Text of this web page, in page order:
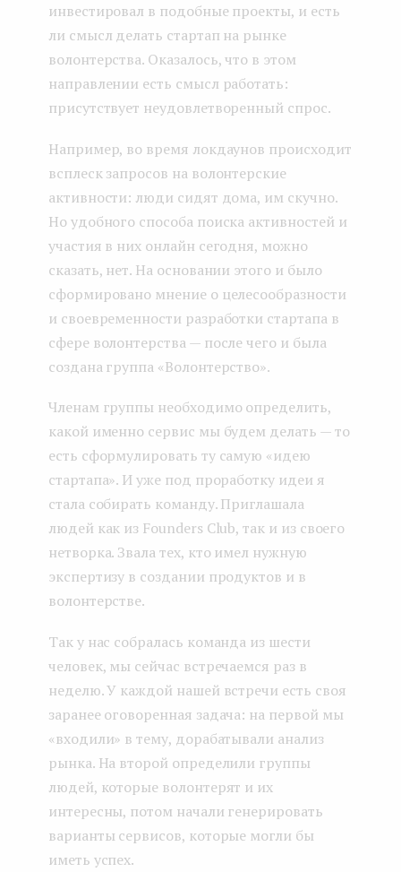
инвестировал в подобные проекты, и есть
ли смысл делать стартап на рынке
волонтерства. Оказалось, что в этом
направлении есть смысл работать:
присутствует неудовлетворенный спрос.
Например, во время локдаунов происходит
всплеск запросов на волонтерские
активности: люди сидят дома, им скучно.
Но удобного способа поиска активностей и
участия в них онлайн сегодня, можно
сказать, нет. На основании этого и было
сформировано мнение о целесообразности
и своевременности разработки стартапа в
сфере волонтерства — после чего и была
создана группа «Волонтерство».
Членам группы необходимо определить,
какой именно сервис мы будем делать — то
есть сформулировать ту самую «идею
стартапа». И уже под проработку идеи я
стала собирать команду. Приглашала
людей как из Founders Club, так и из своего
нетворка. Звала тех, кто имел нужную
экспертизу в создании продуктов и в
волонтерстве.
Так у нас собралась команда из шести
человек, мы сейчас встречаемся раз в
неделю. У каждой нашей встречи есть своя
заранее оговоренная задача: на первой мы
«входили» в тему, дорабатывали анализ
рынка. На второй определили группы
людей, которые волонтерят и их
интересны, потом начали генерировать
варианты сервисов, которые могли бы
иметь успех.